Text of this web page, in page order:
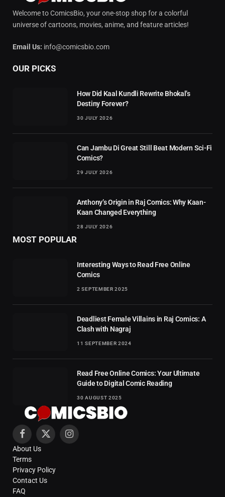
Welcome to ComicsBio, your one-stop shop for a colorful
universe of cartoons, movies, anime, and feature articles!
Email Us: info@comicsbio.com
OUR PICKS
How Did Kaal Kundli Rewrite Bhokal’s
Destiny Forever?
30 JULY 2026
Can Jambu Di Great Still Beat Modern Sci-Fi
Comics?
29 JULY 2026
Anthony’s Origin in Raj Comics: Why Kaan-
Kaan Changed Everything
28 JULY 2026
MOST POPULAR
Interesting Ways to Read Free Online
Comics
2 SEPTEMBER 2025
Deadliest Female Villains in Raj Comics: A
Clash with Nagraj
11 SEPTEMBER 2024
Read Free Online Comics: Your Ultimate
Guide to Digital Comic Reading
30 AUGUST 2025
Facebook
X
Instagram
About Us
Terms
Privacy Policy
Contact Us
FAQ